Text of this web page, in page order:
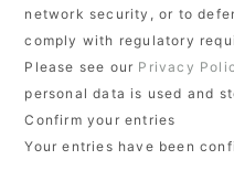
network security, or to
comply with regulatory
Please see our Privacy
personal data is used and
Confirm your entries
Your entries have been